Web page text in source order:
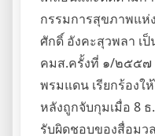
กรรมการสุขภาพแ
ศักดิ์ อังคะสุวพลา เ
คมส.ครั้งที่ ๑/๒๕๕๗
พรมแดน เรียกร้องใ
หลังถูกจับกุมเมื่อ 8
รับผิดชอบของสื่อมว